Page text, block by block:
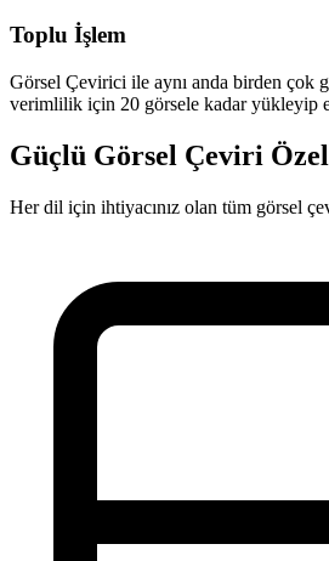
Toplu İşlem
Görsel Çevirici ile aynı anda birden çok
verimlilik için 20 görsele kadar yükleyip
Güçlü Görsel Çeviri
Her dil için ihtiyacınız olan tüm görsel